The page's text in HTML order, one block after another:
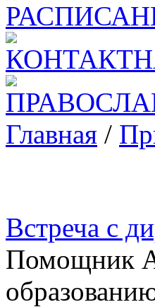
Главная /
Встреча с
Помощник